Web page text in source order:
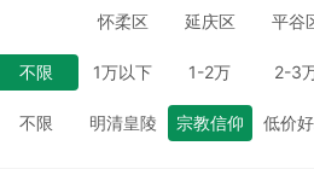
怀柔区
延庆区 平谷
不限 1万以下 1-2万 2-3
不限 明清皇陵 宗教信仰 低价